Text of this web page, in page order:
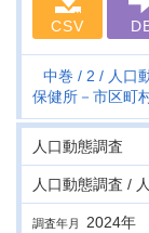
CSV
中巻 2
人口
保健所－市区町
人口動態調査
人口動態調査 /
調査年月 2024年